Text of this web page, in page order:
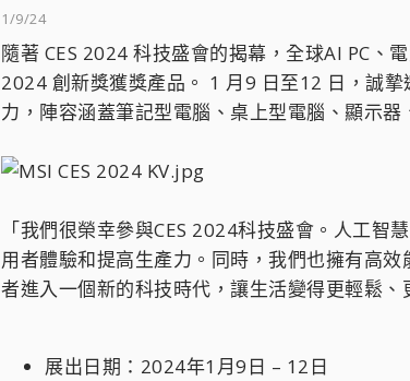
1/9/24
隨著 CES 2024 科技盛會的揭幕，全球AI PC、
2024 創新獎獲獎產品。 1 月9 日至12 日，誠
力，陣容涵蓋筆記型電腦、桌上型電腦、顯示
「我們很榮幸參與CES 2024科技盛會。人工
用者體驗和提高生產力。同時，我們也擁有高
者進入一個新的科技時代，讓生活變得更輕鬆
展出日期：2024年1月9日 – 12日